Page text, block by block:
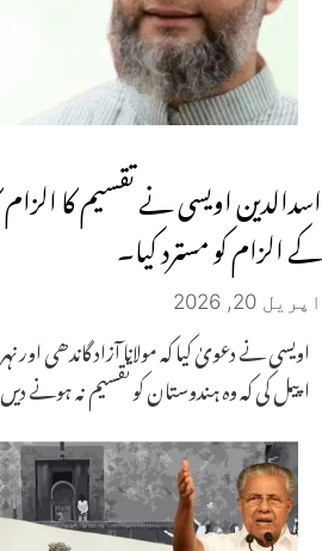
اسدالدین اویسی نے تقسیم کا الزام
کے الزام کو مسترد کیا۔
اپریل 20, 2026
اویسی نے دعویٰ کیا کہ مولانا آزاد گاندھی
اپیل کی کہ وہ ہندوستان کو تقسیم نہ ہونے